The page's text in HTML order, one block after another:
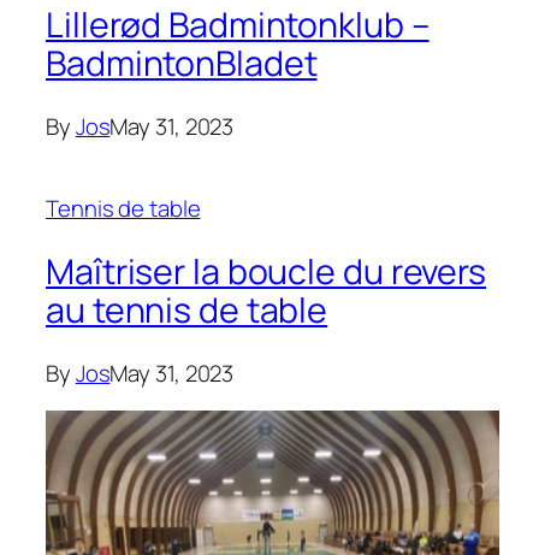
Lillerød Badmintonklub –
BadmintonBladet
ByJosMay 31, 2023
Tennis de table
Maîtriser la boucle du revers
au tennis de table
ByJosMay 31, 2023